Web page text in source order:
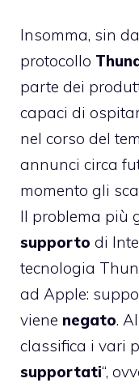
Insomma, sin
protocollo
parte dei
capaci di
nel corso del
annunci circa
momento gli
Il problema più
supporto di
tecnologia
ad Apple:
viene negato.
classifica i vari
supportati“,